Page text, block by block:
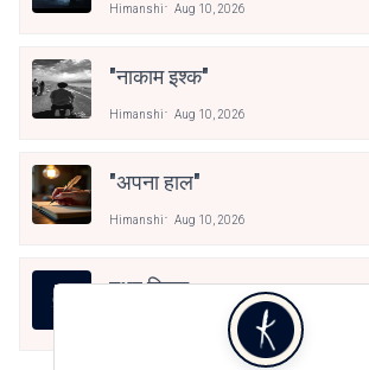
Himanshi Aug 10, 2026
"नाकाम इश्क"
Himanshi Aug 10, 2026
"अपना हाल"
Himanshi Aug 10, 2026
मधुर मिलन
Aug 10, 2026